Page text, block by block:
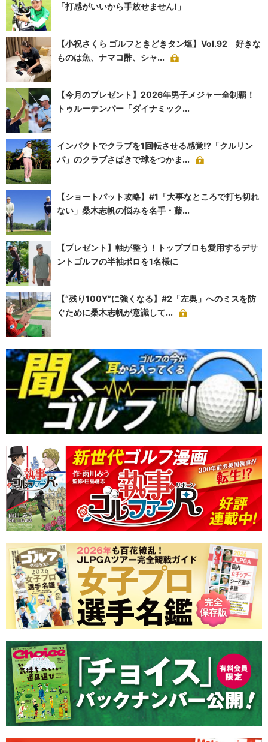
「打感がいいから手放せません!」
【小祝さくら ゴルフときどきタン塩】Vol.92 好きな
ものは魚、ナマコ酢、シャ...
【今月のプレゼント】2026年男子メジャー全制覇！
トゥルーテンパー「ダイナミック...
インパクトでクラブを1回転させる感覚!?「クルリン
パ」のクラブさばきで球をつかま...
【ショートパット攻略】#1「大事なところで打ち切れ
ない」桑木志帆の悩みを名手・藤...
【プレゼント】軸が整う！トッププロも愛用するデサ
ントゴルフの半袖ポロを1名様に
【“残り100Y”に強くなる】#2「左奥」へのミスを防
ぐために桑木志帆が意識して...